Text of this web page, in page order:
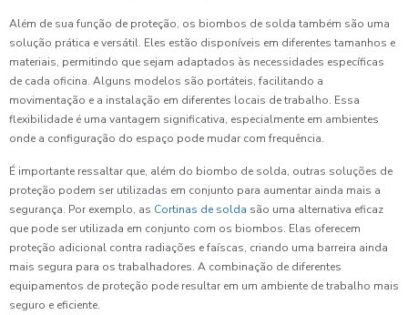
Além de sua função de proteção, os biombos de solda também são uma
solução prática e versátil. Eles estão disponíveis em diferentes tamanhos e
materiais, permitindo que sejam adaptados às necessidades específicas
de cada oficina. Alguns modelos são portáteis, facilitando a
movimentação e a instalação em diferentes locais de trabalho. Essa
flexibilidade é uma vantagem significativa, especialmente em ambientes
onde a configuração do espaço pode mudar com frequência.
É importante ressaltar que, além do biombo de solda, outras soluções de
proteção podem ser utilizadas em conjunto para aumentar ainda mais a
segurança. Por exemplo, as Cortinas de solda são uma alternativa eficaz
que pode ser utilizada em conjunto com os biombos. Elas oferecem
proteção adicional contra radiações e faíscas, criando uma barreira ainda
mais segura para os trabalhadores. A combinação de diferentes
equipamentos de proteção pode resultar em um ambiente de trabalho mais
seguro e eficiente.